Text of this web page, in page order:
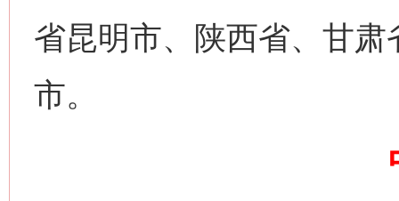
省昆明市、陕西省、甘
市。
网上购药对药下症？